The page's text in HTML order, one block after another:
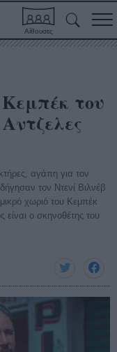
Αίθουσες
του
αγάπη για τον
τον Ντενί Βιλνέβ
χωριό του Κεμπέκ
είναι ο σκηνοθέτης του